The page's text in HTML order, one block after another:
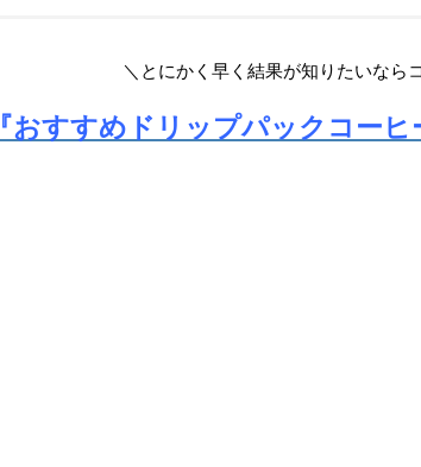
＼とにかく早く結果が知りたいなら
『おすすめドリップパックコーヒ